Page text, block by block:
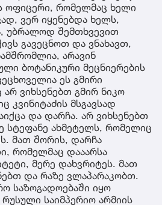
გეუბნებით, მისი
რომ ავჭალიდან წრეს
თბილისს ალყაში
სჭირდება მილიონიანი არმია.
ეს
როდესაც ქალაქში იჭრება
უნდა ჰყავდეს, ვიდრე
რომ შენ შენს სახლს იცავ,
გეხმარება. ეს აიგნორებს ამ
ფაქტორს. მესამე
არ გამოაცხადა და
ერთი კაცი უნდა
ოფიცერი, რომელმაც ხელი
ვერ იყენებდა ხელს,
უბრალოდ შემთხვევით
გავეცნოთ და ვნახავთ,